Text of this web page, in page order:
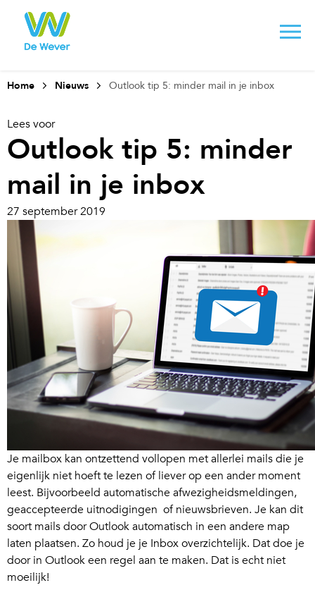
Home Nieuws Outlook tip 5: minder mail in je inbox
Lees voor
Outlook tip 5: minder
mail in je inbox
27 september 2019
Je mailbox kan ontzettend vollopen met allerlei mails die je
eigenlijk niet hoeft te lezen of liever op een ander moment
leest. Bijvoorbeeld automatische afwezigheidsmeldingen,
geaccepteerde uitnodigingen of nieuwsbrieven. Je kan dit
soort mails door Outlook automatisch in een andere map
laten plaatsen. Zo houd je je Inbox overzichtelijk. Dat doe je
door in Outlook een regel aan te maken. Dat is echt niet
moeilijk!